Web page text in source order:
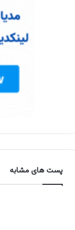
پست های مشابه